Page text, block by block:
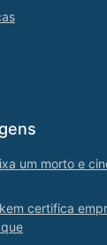
um morto e
certifica